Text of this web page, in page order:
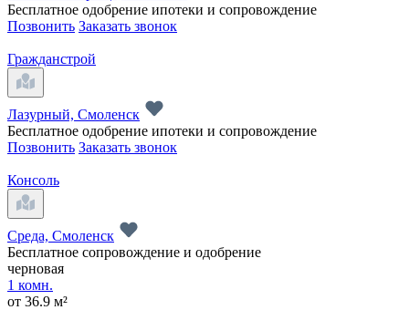
Бесплатное одобрение ипотеки и сопровождение
Позвонить Заказать звонок
Гражданстрой
Лазурный, Смоленск
Бесплатное одобрение ипотеки и сопровождение
Позвонить Заказать звонок
Консоль
Среда, Смоленск
Бесплатное сопровождение и одобрение
черновая
1 комн.
от 36.9 м²